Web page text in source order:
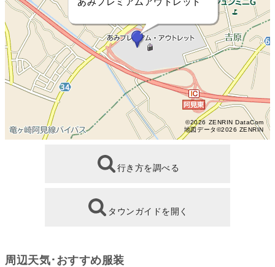
©2026 ZENRIN DataCom
地図データ©2026 ZENRIN
行き方を調べる
タウンガイドを開く
周辺天気･おすすめ服装